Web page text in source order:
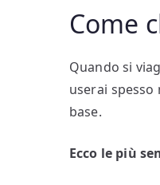
Come
Quando si
userai
base.
Ecco le più